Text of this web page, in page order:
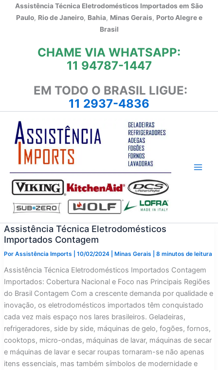
Assistência Técnica Eletrodomésticos Importados em São
Paulo, Rio de Janeiro, Bahia, Minas Gerais, Porto Alegre e
Brasil
CHAME VIA WHATSAPP:
11 94787-1447
EM TODO O BRASIL LIGUE:
11 2937-4836
Assistência Técnica Eletrodomésticos
Importados Contagem
Por Assistência Imports 10/02/2024 Minas Gerais 8 minutos de leitura
Assistência Técnica Eletrodomésticos Importados Contagem
Importados: Cobertura Nacional e Foco nas Principais Regiões
do Brasil Contagem Com a crescente demanda por qualidade e
inovação, os eletrodomésticos importados têm conquistado
cada vez mais espaço nos lares brasileiros. Geladeiras,
refrigeradores, side by side, máquinas de gelo, fogões, fornos,
cooktops, micro-ondas, máquinas de lavar, máquinas de secar
e máquinas de lavar e secar roupas tornaram-se não apenas
itens essenciais, mas também símbolos de modernidade e